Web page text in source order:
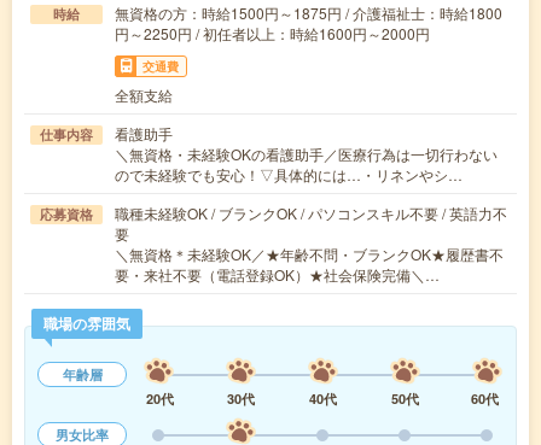
時給
無資格の方：時給1500円～1875円 / 介護福祉士：時給1800
円～2250円 / 初任者以上：時給1600円～2000円
交通費
全額支給
仕事内容
看護助手
＼無資格・未経験OKの看護助手／医療行為は一切行わない
ので未経験でも安心！▽具体的には…・リネンやシ…
応募資格
職種未経験OK / ブランクOK / パソコンスキル不要 / 英語力不
要
＼無資格＊未経験OK／★年齢不問・ブランクOK★履歴書不
要・来社不要（電話登録OK）★社会保険完備＼…
職場の雰囲気
年齢層
20代
30代 40代 50代
60代
男女比率